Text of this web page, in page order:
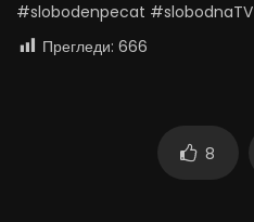
#slobodenpecat #slobodnaTV
Прегледи: 666
8